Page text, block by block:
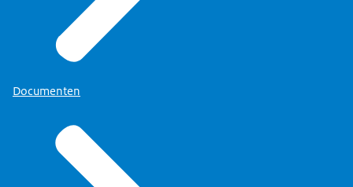
Documenten